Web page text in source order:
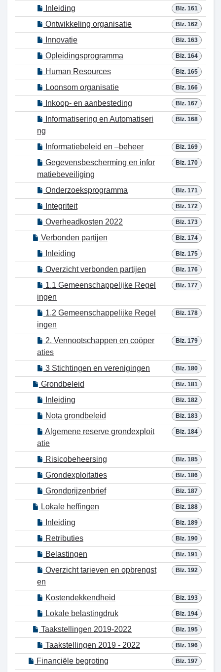
Blz. 161
Inleiding
Blz. 162
Ontwikkeling organisatie
Blz. 163
Innovatie
Blz. 164
Opleidingsprogramma
Blz. 165
Human Resources
Blz. 166
Loonsom organisatie
Blz. 167
Inkoop- en aanbesteding
Blz. 168
Informatisering en Automatiseri
ng
Blz. 169
Informatiebeleid en –beheer
Blz. 170
Gegevensbescherming en infor
matiebeveiliging
Blz. 171
Onderzoeksprogramma
Blz. 172
Integriteit
Blz. 173
Overheadkosten 2022
Blz. 174
Verbonden partijen
Blz. 175
Inleiding
Blz. 176
Overzicht verbonden partijen
Blz. 177
1.1 Gemeenschappelijke Regel
ingen
Blz. 178
1.2 Gemeenschappelijke Regel
ingen
Blz. 179
2. Vennootschappen en coöper
aties
Blz. 180
3 Stichtingen en verenigingen
Blz. 181
Grondbeleid
Blz. 182
Inleiding
Blz. 183
Nota grondbeleid
Blz. 184
Algemene reserve grondexploit
atie
Blz. 185
Risicobeheersing
Blz. 186
Grondexploitaties
Blz. 187
Grondprijzenbrief
Blz. 188
Lokale heffingen
Blz. 189
Inleiding
Blz. 190
Retributies
Blz. 191
Belastingen
Blz. 192
Overzicht tarieven en opbrengst
en
Blz. 193
Kostendekkendheid
Blz. 194
Lokale belastingdruk
Blz. 195
Taakstellingen 2019-2022
Blz. 196
Taakstellingen 2019 - 2022
Blz. 197
Financiële begroting